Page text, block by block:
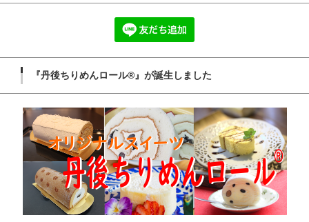
『丹後ちりめんロール®』が誕生しました